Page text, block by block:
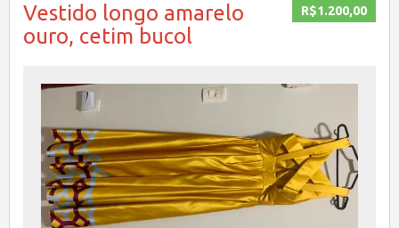
R$1.200,00
Vestido longo amarelo
ouro, cetim bucol